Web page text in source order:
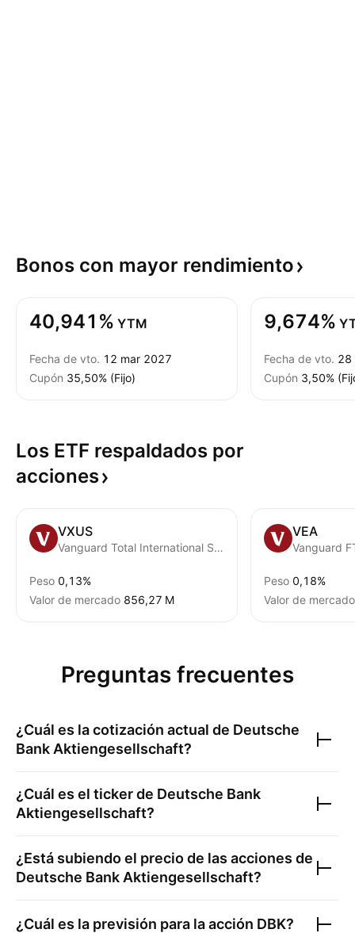
Bonos con mayor rendimiento
40,941% YTM
Fecha de vto. 12 mar 2027
Cupón 35,50% (Fijo)
9,674%
Fecha de vto. 28
Cupón 3,50%
Los ETF respaldados por
acciones
VXUS
Vanguard Total International Stock ETF
Peso 0,13%
Valor de mercado ‪856,27 M‬
VEA
Peso 0,18%
Valor de mercado
Preguntas frecuentes
¿Cuál es la cotización actual de Deutsche
Bank Aktiengesellschaft?
¿Cuál es el ticker de Deutsche Bank
Aktiengesellschaft?
¿Está subiendo el precio de las acciones de
Deutsche Bank Aktiengesellschaft?
¿Cuál es la previsión para la acción DBK?